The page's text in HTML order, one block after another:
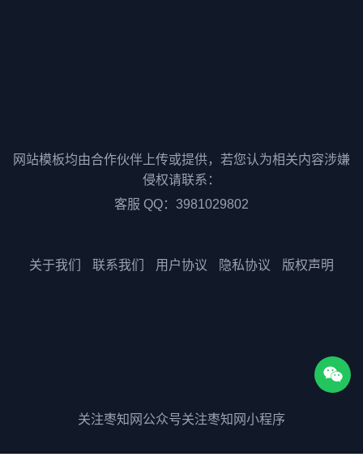
网站模板均由合作伙伴上传或提供，若您认为相关内容涉嫌
侵权请联系：
客服 QQ：3981029802
关于我们 联系我们 用户协议 隐私协议 版权声明
关注枣知网公众号关注枣知网小程序